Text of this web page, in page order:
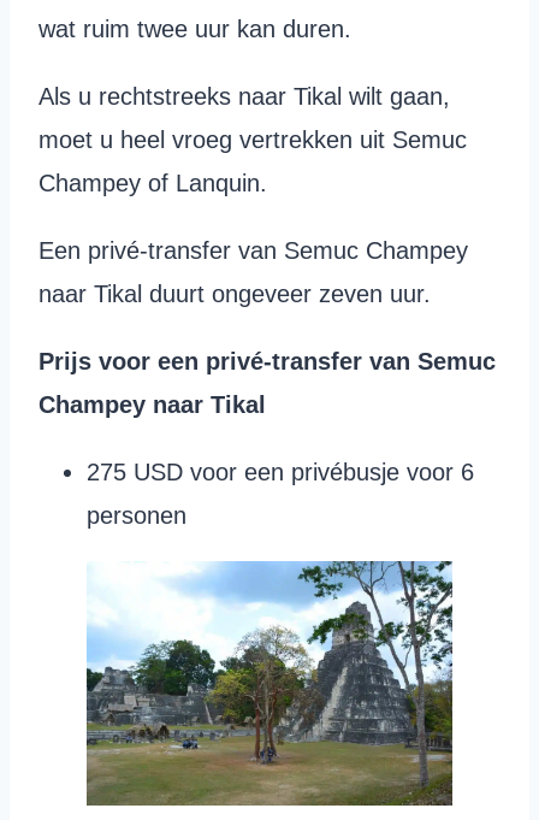
wat ruim twee uur kan duren.
Als u rechtstreeks naar Tikal wilt gaan,
moet u heel vroeg vertrekken uit Semuc
Champey of Lanquin.
Een privé-transfer van Semuc Champey
naar Tikal duurt ongeveer zeven uur.
Prijs voor een privé-transfer van Semuc
Champey naar Tikal
275 USD voor een privébusje voor 6
personen